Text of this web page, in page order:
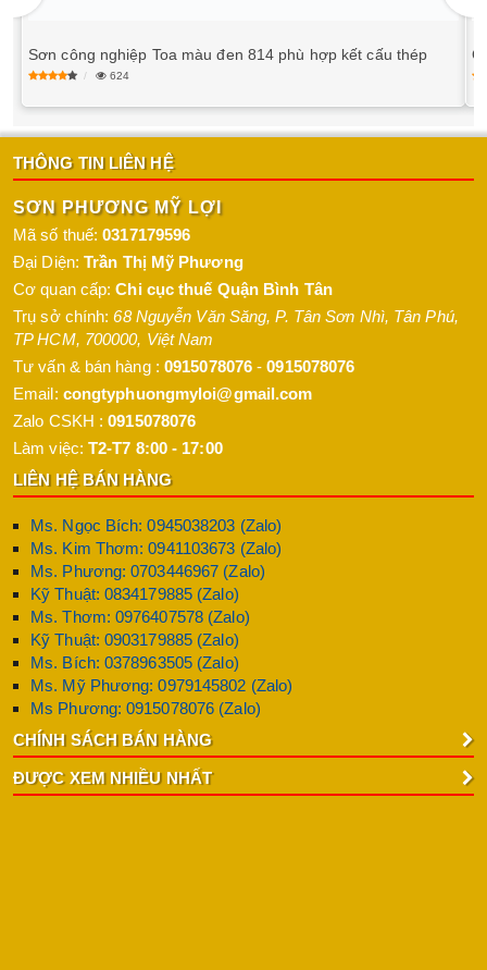
Sơn công nghiệp Toa màu đen 814 phù hợp kết cấu thép
624
THÔNG TIN LIÊN HỆ
SƠN PHƯƠNG MỸ LỢI
Mã số thuế:0317179596
Đại Diện: Trần Thị Mỹ Phương
Cơ quan cấp:Chi cục thuế Quận Bình Tân
Trụ sở chính:68 Nguyễn Văn Săng, P. Tân Sơn Nhì, Tân Phú,
TP HCM, 700000, Việt Nam
Tư vấn & bán hàng : 0915078076 -0915078076
Email: congtyphuongmyloi@gmail.com
Zalo CSKH :0915078076
Làm việc: T2-T7 8:00 - 17:00
LIÊN HỆ BÁN HÀNG
Ms. Ngọc Bích: 0945038203 (Zalo)
Ms. Kim Thơm: 0941103673 (Zalo)
Ms. Phương: 0703446967 (Zalo)
Kỹ Thuật: 0834179885 (Zalo)
Ms. Thơm: 0976407578 (Zalo)
Kỹ Thuật: 0903179885 (Zalo)
Ms. Bích: 0378963505 (Zalo)
Ms. Mỹ Phương: 0979145802 (Zalo)
Ms Phương: 0915078076 (Zalo)
CHÍNH SÁCH BÁN HÀNG
ĐƯỢC XEM NHIỀU NHẤT